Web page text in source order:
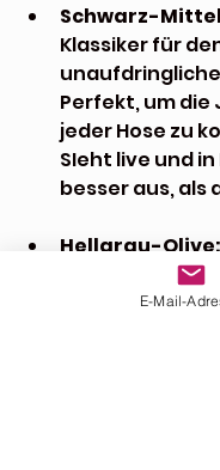
Schwarz-
Klassiker für
Perfekt, um die
jeder Hose zu
SIeht live und
besser aus, als
Hellgrau-Olive:
elegante
besonders auf
E-Mail-